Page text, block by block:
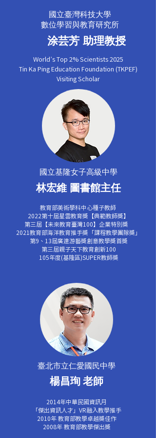
國立臺灣科技大學
​數位學習與教育研究所
涂芸芳 助理教授
World’s Top 2% Scientists 2025
Tin Ka Ping Education Foundation (TKPEF)
Visiting Scholar
國立基隆女子高級中學
林宏維 圖書館主任
教育部美術學科中心種子教師
2022第十屆星雲教育獎【典範教師獎】
第三屆【未來教育臺灣100】企業特別獎
2021教育部海洋教育推手獎「課程教學團隊獎」
第9、13屆廣達游藝獎創意教學獎首獎
第三屆親子天下教育創新100
105年度(基隆區)SUPER教師獎
臺北市立仁愛國民中學
楊昌珣 老師
2014年中華民國資訊月
「傑出資訊人才」VR融入教學推手
2010年 教育部教學卓越獎佳作
2008年 教育部教學傑出獎